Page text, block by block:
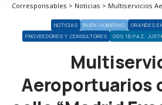
NOTICIAS BUEN GOBIERNO GRANDES
PROVEEDORES Y CONSULTORES
ODS 16 PAZ,
Aeroportuarios